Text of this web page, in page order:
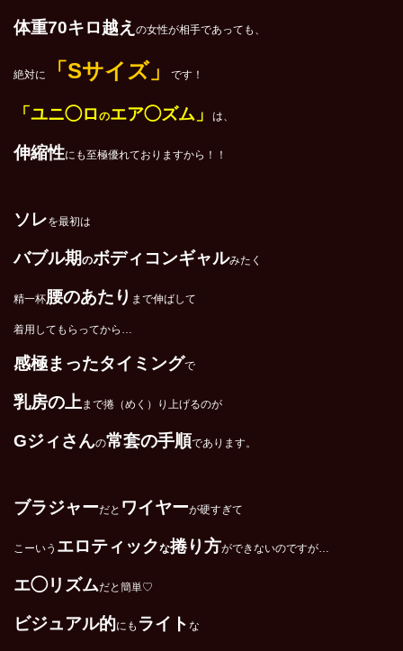
体重70キロ越え の女性が相手であっても、
絶対に 「Sサイズ」 です！
「ユニ◯ロのエア◯ズム」 は、
伸縮性にも至極優れておりますから！！
ソレを最初は
バブル期のボディコンギャルみたく
精一杯腰のあたり まで伸ばして
着用してもらってから…
感極まったタイミングで
乳房の上まで捲（めく）り上げるのが
Gジィさんの常套の手順であります。
ブラジャーだと ワイヤーが硬すぎて
こーいう エロティックな捲り方ができないのですが…
エ◯リズムだと簡単♡
ビジュアル的にも ライト な